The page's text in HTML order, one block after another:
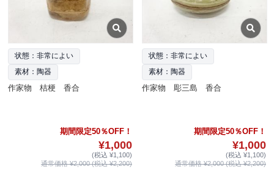
状態：非常によい
素材：陶器
作家物 桔梗 香合
期間限定50％OFF！
¥1,000
(税込 ¥1,100)
通常価格 ¥2,000 (税込 ¥2,200)
状態：非常によい
素材：陶器
作家物 彫三島 香合
期間限定50％OFF！
¥1,000
(税込 ¥1,100)
通常価格 ¥2,000 (税込 ¥2,200)